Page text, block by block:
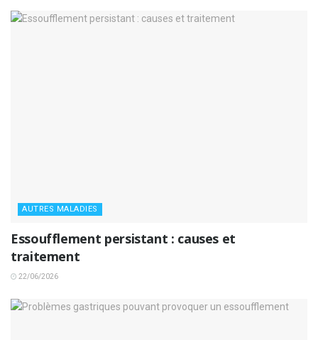
AUTRES MALADIES
Essoufflement persistant : causes et
traitement
22/06/2026